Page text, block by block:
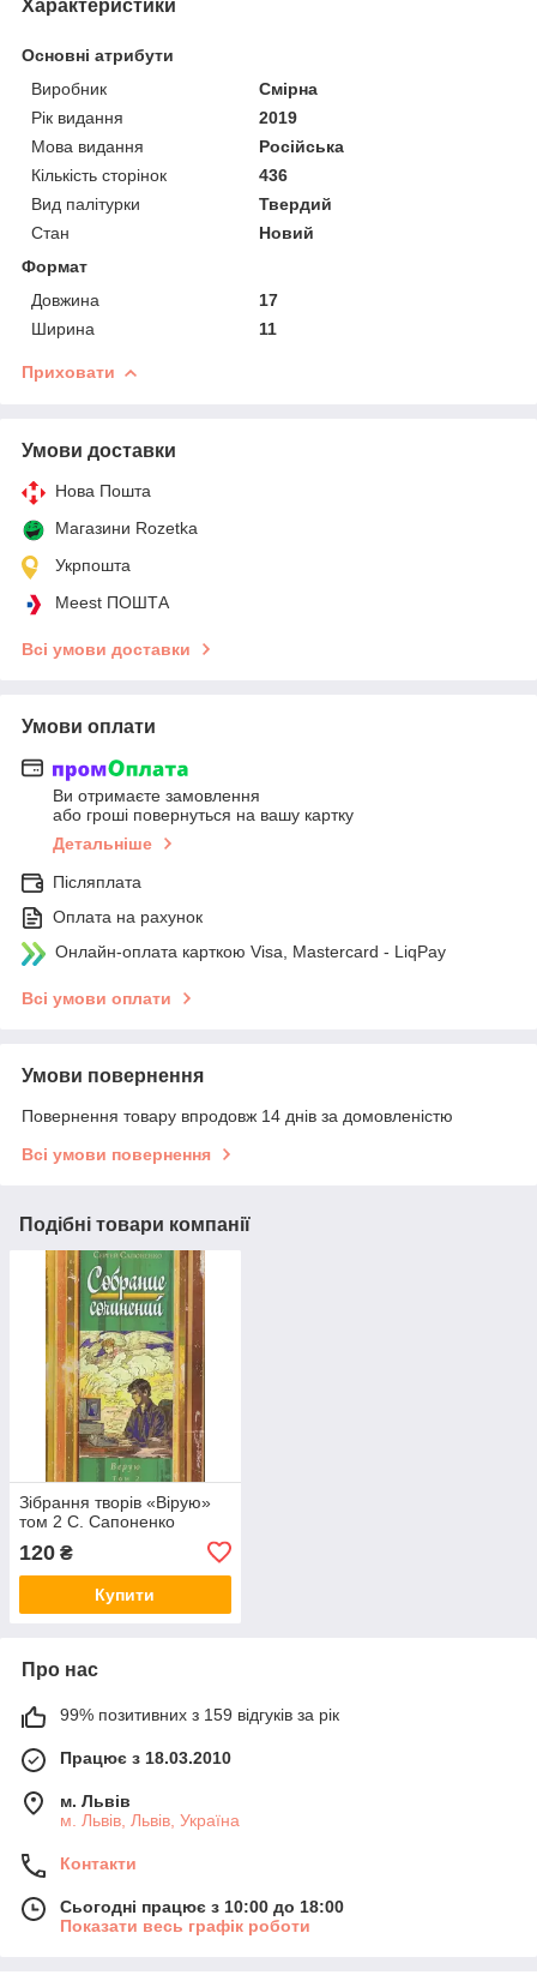
Характеристики
Основні атрибути
Виробник
Смірна
Рік видання
2019
Мова видання
Російська
Кількість сторінок
436
Вид палітурки
Твердий
Стан
Новий
Формат
Довжина
17
Ширина
11
Приховати
Умови доставки
Нова Пошта
Магазини Rozetka
Укрпошта
Meest ПОШТА
Всі умови доставки
Умови оплати
Ви отримаєте замовлення
або гроші повернуться на вашу картку
Детальніше
Післяплата
Оплата на рахунок
Онлайн-оплата карткою Visa, Mastercard - LiqPay
Всі умови оплати
Умови повернення
Повернення товару впродовж 14 днів за домовленістю
Всі умови повернення
Подібні товари компанії
Зібрання творів «Вірую»
том 2 С. Сапоненко
120 ₴
Купити
Про нас
99% позитивних з 159 відгуків за рік
Працює з 18.03.2010
м. Львів
м. Львів, Львів, Україна
Контакти
Сьогодні працює з 10:00 до 18:00
Показати весь графік роботи